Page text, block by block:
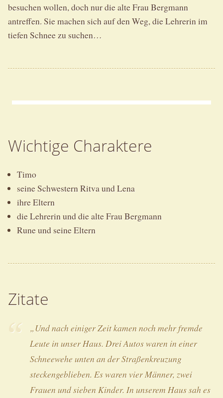
besuchen wollen, doch nur die alte Frau Bergmann
antreffen. Sie machen sich auf den Weg, die Lehrerin im
tiefen Schnee zu suchen…
Wichtige Charaktere
Timo
seine Schwestern Ritva und Lena
ihre Eltern
die Lehrerin und die alte Frau Bergmann
Rune und seine Eltern
Zitate
„Und nach einiger Zeit kamen noch mehr fremde
Leute in unser Haus. Drei Autos waren in einer
Schneewehe unten an der Straßenkreuzung
steckengeblieben. Es waren vier Männer, zwei
Frauen und sieben Kinder. In unserem Haus sah es